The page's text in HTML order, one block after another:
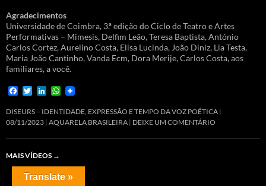
Agradecimentos
Universidade de Coimbra, 3.ª edição do Ciclo de Teatro e Artes
Performativas – Mimesis, Delfim Leão, Teresa Baptista, António
Carlos Cortez, Aurelino Costa, Elisa Lucinda, João Diniz, Lia Testa,
Maria João Cantinho, Vanda Ecm, Dora Merije, Carlos Costa, aos
familiares, a você.
F
c
e
b
o
k
T
i
t
t
e
n
k
e
d
n
W
a
t
s
A
DISEURS – IDENTIDADE, EXPRESSÃO E TEMPO DA VOZ POÉTICA
08/11/2023 AQUARELA BRASILEIRA DEIXE UM COMENTÁRIO
MAIS VÍDEOS →
Translate »